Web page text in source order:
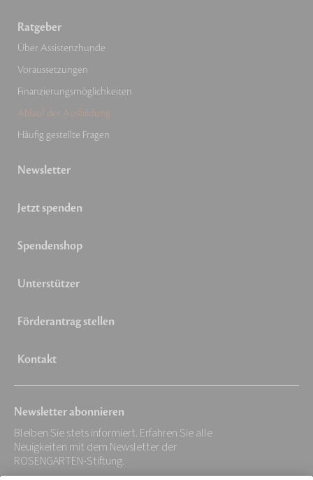
Ratgeber
Über Assistenzhunde
Voraussetzungen
Finanzierungsmöglichkeiten
Ablauf der Ausbildung
Häufig gestellte Fragen
Newsletter
Jetzt spenden
Spendenshop
Unterstützer
Förderantrag stellen
Kontakt
Newsletter abonnieren
Bleiben Sie stets informiert. Erfahren Sie alle
Neuigkeiten mit dem Newsletter der
ROSENGARTEN-Stiftung.